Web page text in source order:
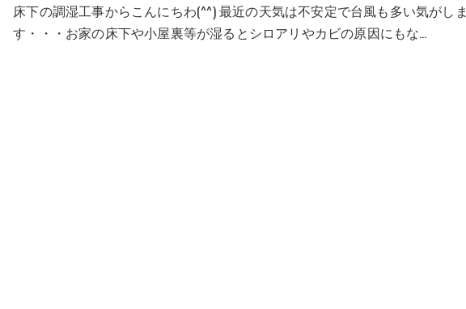
床下の調湿工事からこんにちわ(^^) 最近の天気は不安定で台風も多い気がしま
す・・・お家の床下や小屋裏等が湿るとシロアリやカビの原因にもな…